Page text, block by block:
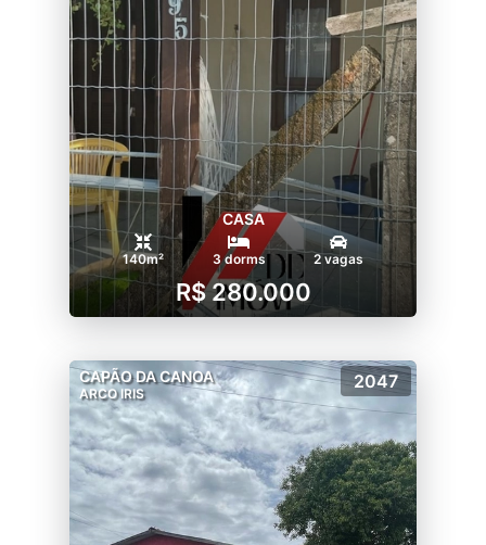
CASA
140m² 3 dorms 2 vagas
R$ 280.000
CAPÃO DA CANOA
ARCO IRIS
2047